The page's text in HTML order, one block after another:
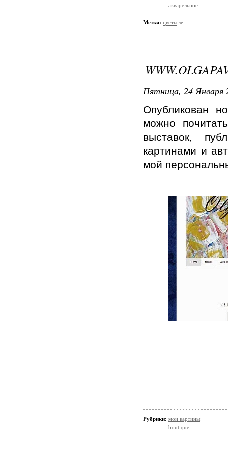
акварельное...
Метки: цветы
Пятница, 24 Января
Опубликован
можно
выставок,
картинами и
мой
Рубрики: мои картины
boutique